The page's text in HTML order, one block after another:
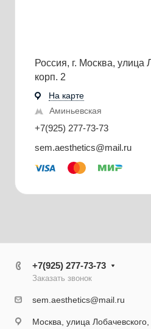
Россия, г. Москва, улица
корп. 2
На карте
Аминьевская
+7(925) 277-73-73
sem.aesthetics@mail.ru
+7(925) 277-73-73
Заказать звонок
sem.aesthetics@mail.ru
Москва, улица